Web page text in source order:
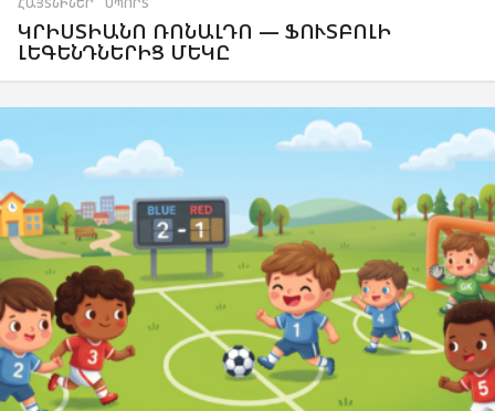
ԿՐԻՍՏԻԱՆՈ ՌՈՆԱԼԴՈ — ՖՈՒՏԲՈԼԻ
ԼԵԳԵՆԴՆԵՐԻՑ ՄԵԿԸ